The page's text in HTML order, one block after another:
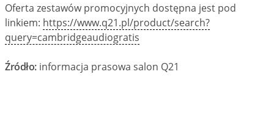
Oferta zestawów promocyjnych dostępna jest pod
linkiem: https://www.q21.pl/product/search?
query=cambridgeaudiogratis
Źródło:informacja prasowa salon Q21